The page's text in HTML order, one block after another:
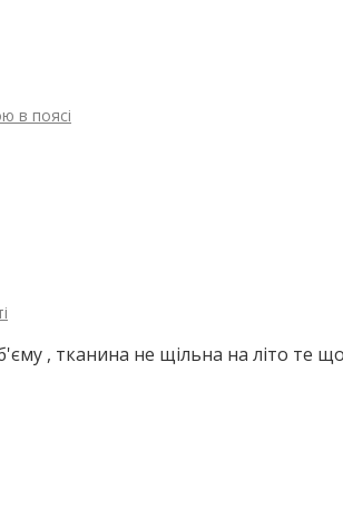
в поясі
, тканина не щільна на літо те